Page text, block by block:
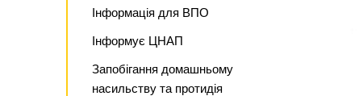
Інформація для ВПО
Інформує ЦНАП
Запобігання домашньому
насильству та протидія